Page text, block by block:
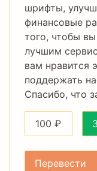
шрифты,
финансовые
того, чтобы
лучшим
вам нравится
поддержать
Спасибо, что
100 ₽